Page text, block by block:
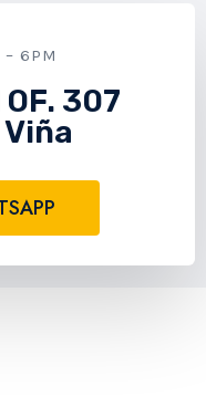
6PM
307